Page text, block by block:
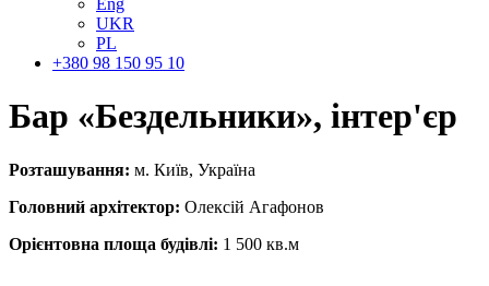
Eng
UKR
PL
+380 98 150 95 10
Бар «Бездельники», інтер'єр
Розташування: м. Київ, Україна
Головний архітектор: Олексій Агафонов
Орієнтовна площа будівлі: 1 500 кв.м